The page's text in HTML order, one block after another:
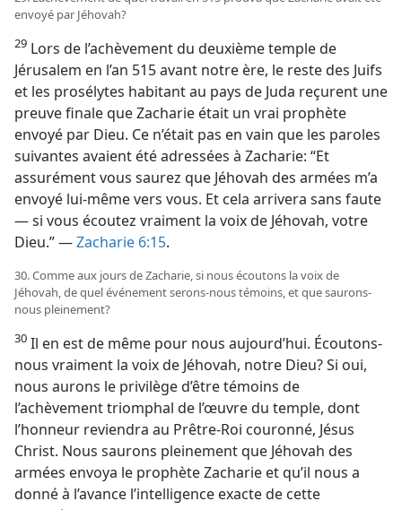
envoyé par Jéhovah?
29 Lors de l’achèvement du deuxième temple de
Jérusalem en l’an 515 avant notre ère, le reste des Juifs
et les prosélytes habitant au pays de Juda reçurent une
preuve finale que Zacharie était un vrai prophète
envoyé par Dieu. Ce n’était pas en vain que les paroles
suivantes avaient été adressées à Zacharie: “Et
assurément vous saurez que Jéhovah des armées m’a
envoyé lui-​même vers vous. Et cela arrivera sans faute
— si vous écoutez vraiment la voix de Jéhovah, votre
Dieu.” —Zacharie 6:15.
30. Comme aux jours de Zacharie, si nous écoutons la voix de
Jéhovah, de quel événement serons-​nous témoins, et que saurons-​
nous pleinement?
30 Il en est de même pour nous aujourd’hui. Écoutons-​
nous vraiment la voix de Jéhovah, notre Dieu? Si oui,
nous aurons le privilège d’être témoins de
l’achèvement triomphal de l’œuvre du temple, dont
l’honneur reviendra au Prêtre-Roi couronné, Jésus
Christ. Nous saurons pleinement que Jéhovah des
armées envoya le prophète Zacharie et qu’il nous a
donné à l’avance l’intelligence exacte de cette